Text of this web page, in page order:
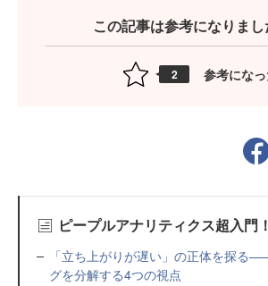
この記事は参考になりまし
2 参考にな
ピープルアナリティクス超入門
「立ち上がりが遅い」の正体を探る
グを分解する4つの視点